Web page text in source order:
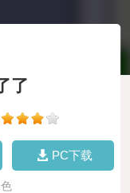
了
PC下载